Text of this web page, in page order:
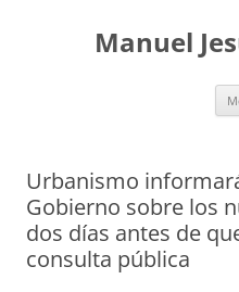
contenidoManuel
Urbanismo
Gobierno sobre los
dos días antes de
consulta pública